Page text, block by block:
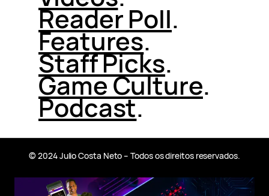
Reader Poll.
Features.
Staff Picks.
Game Culture.
Podcast.
© 2024 Julio Costa Neto – Todos os direitos reservados.